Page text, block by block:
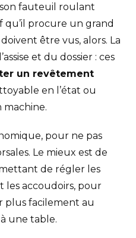
fauteuil roulant
qu’il procure un grand
être vus, alors. La
et du dossier : ces
un revêtement
en l’état ou
machine.
pour ne pas
Le mieux est de
de régler les
les accoudoirs, pour
plus facilement au
une table.